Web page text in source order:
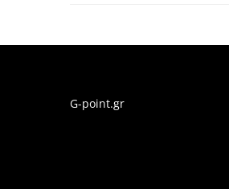
G-point.gr